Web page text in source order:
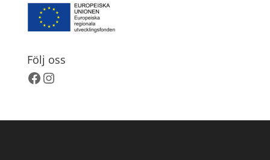
Följ oss
Facebook
Instagram